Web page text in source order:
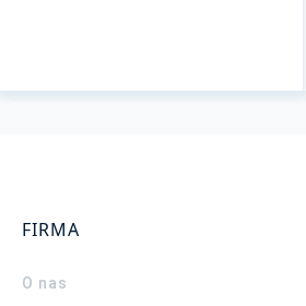
FIRMA
O nas